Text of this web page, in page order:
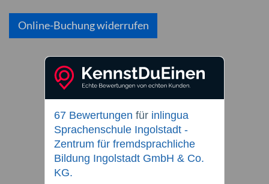
Online-Buchung widerrufen
67 Bewertungen für inlingua
Sprachenschule Ingolstadt -
Zentrum für fremdsprachliche
Bildung Ingolstadt GmbH & Co.
KG.